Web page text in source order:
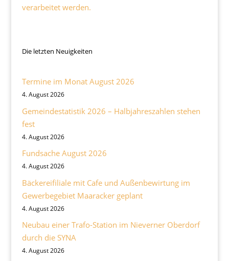
verarbeitet werden.
Die letzten Neuigkeiten
Termine im Monat August 2026
4. August 2026
Gemeindestatistik 2026 – Halbjahreszahlen stehen
fest
4. August 2026
Fundsache August 2026
4. August 2026
Bäckereifiliale mit Cafe und Außenbewirtung im
Gewerbegebiet Maaracker geplant
4. August 2026
Neubau einer Trafo-Station im Nieverner Oberdorf
durch die SYNA
4. August 2026